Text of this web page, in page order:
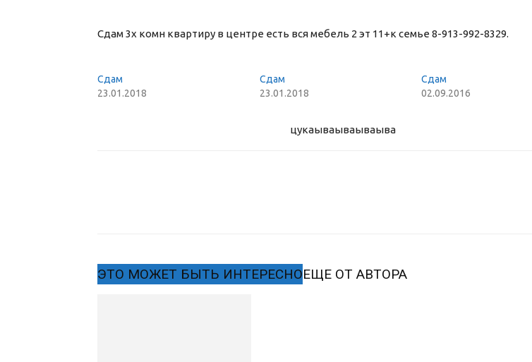
Сдам 3х комн квартиру в центре есть вся мебель 2 эт 11+к семье 8-913-992-8329.
Сдам
23.01.2018
Сдам
23.01.2018
Сдам
02.09.2016
цукаываываываыва
ЭТО МОЖЕТ БЫТЬ ИНТЕРЕСНОЕЩЕ ОТ АВТОРА